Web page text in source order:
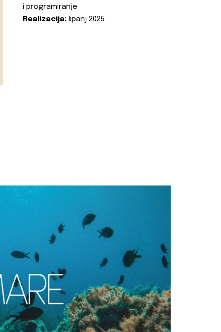
i programiranje
Realizacija: lipanj 2025.